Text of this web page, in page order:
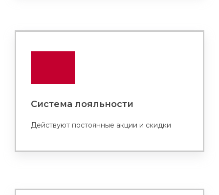
Система лояльности
Действуют постоянные акции и скидки